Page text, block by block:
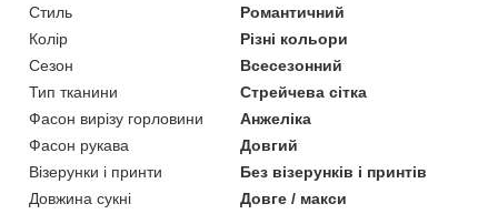
Стиль
Романтичний
Колір
Різні кольори
Сезон
Всесезонний
Тип тканини
Стрейчева сітка
Фасон вирізу горловини
Анжеліка
Фасон рукава
Довгий
Візерунки і принти
Без візерунків і принтів
Довжина сукні
Довге / макси